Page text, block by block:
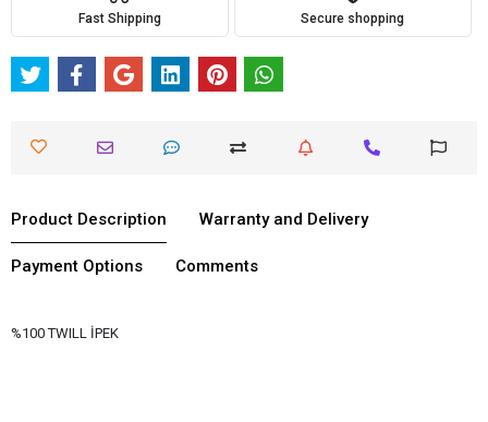
Fast Shipping Secure shopping
Product Description Warranty and Delivery
Payment Options Comments
%100 TWILL İPEK